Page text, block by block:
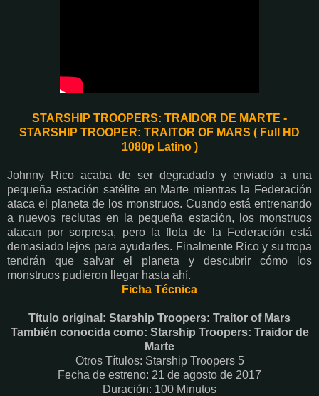
STARSHIP TROOPERS: TRAIDOR DE MARTE -
STARSHIP TROOPER: TRAITOR OF MARS ( Full HD
1080p Latino )
Johnny Rico acaba de ser degradado y enviado a una
pequeña estación satélite en Marte mientras la Federación
ataca el planeta de los monstruos. Cuando está entrenando
a nuevos reclutas en la pequeña estación, los monstruos
atacan por sorpresa, pero la flota de la Federación está
demasiado lejos para ayudarles. Finalmente Rico y su tropa
tendrán que salvar el planeta y descubrir cómo los
monstruos pudieron llegar hasta ahí.
Ficha Técnica
Título original: Starship Troopers: Traitor of Mars
También conocida como: Starship Troopers: Traidor de
Marte
Otros Títulos: Starship Troopers 5
Fecha de estreno: 21 de agosto de 2017
Duración: 100 Minutos